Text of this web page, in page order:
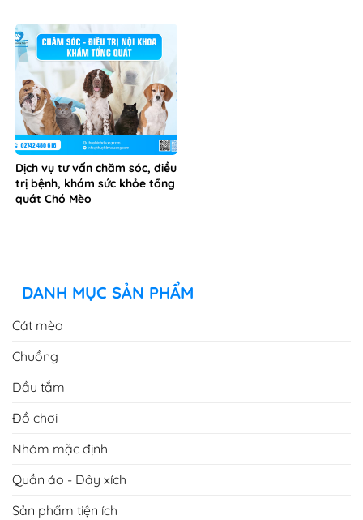
Dịch vụ tư vấn chăm sóc, điều
trị bệnh, khám sức khỏe tổng
quát Chó Mèo
DANH MỤC SẢN PHẨM
Cát mèo
Chuồng
Dầu tắm
Đồ chơi
Nhóm mặc định
Quần áo - Dây xích
Sản phẩm tiện ích